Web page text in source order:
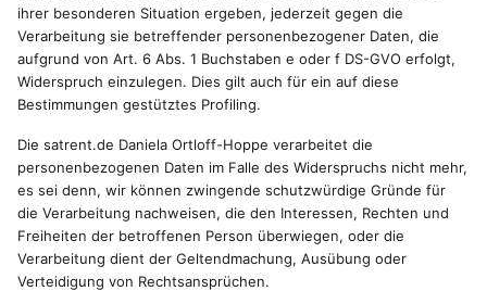
ihrer besonderen Situation ergeben, jederzeit gegen die
Verarbeitung sie betreffender personenbezogener Daten, die
aufgrund von Art. 6 Abs. 1 Buchstaben e oder f DS-GVO erfolgt,
Widerspruch einzulegen. Dies gilt auch für ein auf diese
Bestimmungen gestütztes Profiling.
Die satrent.de Daniela Ortloff-Hoppe verarbeitet die
personenbezogenen Daten im Falle des Widerspruchs nicht mehr,
es sei denn, wir können zwingende schutzwürdige Gründe für
die Verarbeitung nachweisen, die den Interessen, Rechten und
Freiheiten der betroffenen Person überwiegen, oder die
Verarbeitung dient der Geltendmachung, Ausübung oder
Verteidigung von Rechtsansprüchen.